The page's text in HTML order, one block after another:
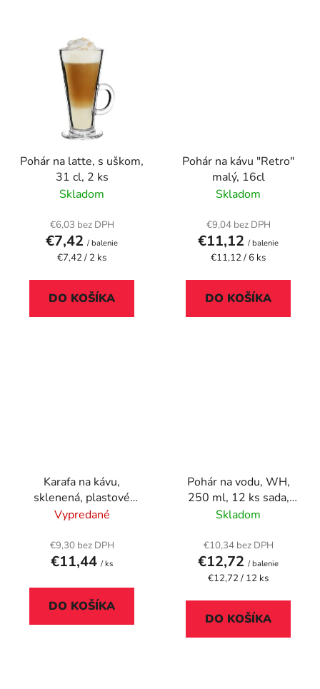
Pohár na latte, s uškom,
31 cl, 2 ks
Skladom
€6,03 bez DPH
€7,42 / balenie
Jednotková
€7,42 / 2 ks
DO KOŠÍKA
Pohár na kávu "Retro"
malý, 16cl
Skladom
€9,04 bez DPH
€11,12 / balenie
Jednotková
€11,12 / 6 ks
DO KOŠÍKA
Karafa na kávu,
sklenená, plastové
veko, 40 cl
Vypredané
€9,30 bez DPH
€11,44 / ks
DO KOŠÍKA
Pohár na vodu, WH,
250 ml, 12 ks sada,
"GastroLine"
Skladom
€10,34 bez DPH
€12,72 / balenie
Jednotková
€12,72 / 12 ks
DO KOŠÍKA